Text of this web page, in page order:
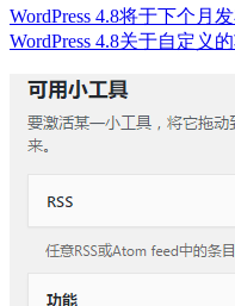
WordPress 4.8将于下个月
WordPress 4.8关于自定义